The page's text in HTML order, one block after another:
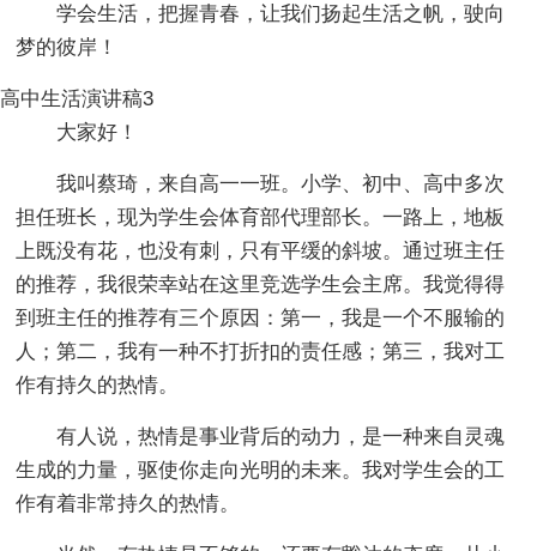
学会生活，把握青春，让我们扬起生活之帆，驶向
梦的彼岸！
高中生活演讲稿3
大家好！
我叫蔡琦，来自高一一班。小学、初中、高中多次
担任班长，现为学生会体育部代理部长。一路上，地板
上既没有花，也没有刺，只有平缓的斜坡。通过班主任
的推荐，我很荣幸站在这里竞选学生会主席。我觉得得
到班主任的推荐有三个原因：第一，我是一个不服输的
人；第二，我有一种不打折扣的责任感；第三，我对工
作有持久的热情。
有人说，热情是事业背后的动力，是一种来自灵魂
生成的力量，驱使你走向光明的未来。我对学生会的工
作有着非常持久的热情。